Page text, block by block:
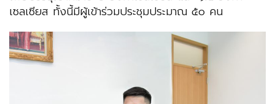
เซลเซียส ทั้งนี้มีผู้เข้าร่วมประชุมประมาณ ๕๐ คน